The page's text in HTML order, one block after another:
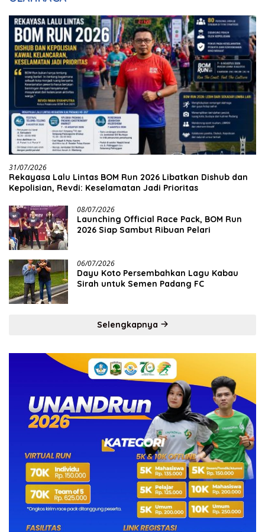
31/07/2026
Rekayasa Lalu Lintas BOM Run 2026 Libatkan Dishub dan
Kepolisian, Revdi: Keselamatan Jadi Prioritas
08/07/2026
Launching Official Race Pack, BOM Run
2026 Siap Sambut Ribuan Pelari
06/07/2026
Dayu Koto Persembahkan Lagu Kabau
Sirah untuk Semen Padang FC
Selengkapnya